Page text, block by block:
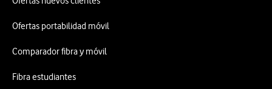
Ofertas portabilidad móvil
Comparador fibra y móvil
Fibra estudiantes